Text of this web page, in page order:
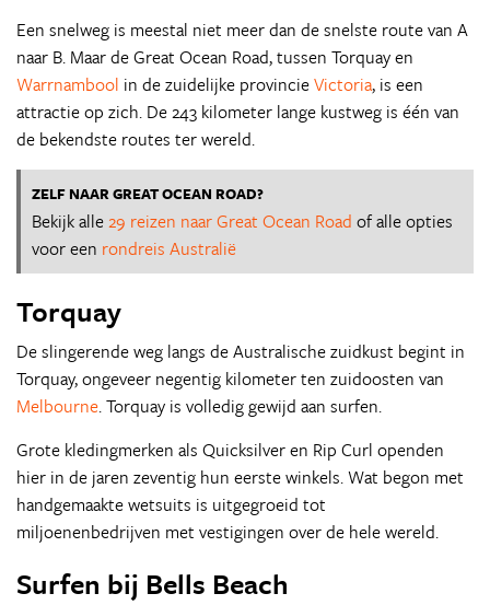
Een snelweg is meestal niet meer dan de snelste route van A
naar B. Maar de Great Ocean Road, tussen Torquay en
Warrnambool in de zuidelijke provincieVictoria, is een
attractie op zich. De 243 kilometer lange kustweg is één van
de bekendste routes ter wereld.
ZELF NAAR GREAT OCEAN ROAD?
Bekijk alle29 reizen naar Great Ocean Road of alle opties
voor een rondreis Australië
Torquay
De slingerende weg langs de Australische zuidkust begint in
Torquay, ongeveer negentig kilometer ten zuidoosten van
Melbourne. Torquay is volledig gewijd aan surfen.
Grote kledingmerken als Quicksilver en Rip Curl openden
hier in de jaren zeventig hun eerste winkels. Wat begon met
handgemaakte wetsuits is uitgegroeid tot
miljoenenbedrijven met vestigingen over de hele wereld.
Surfen bij Bells Beach